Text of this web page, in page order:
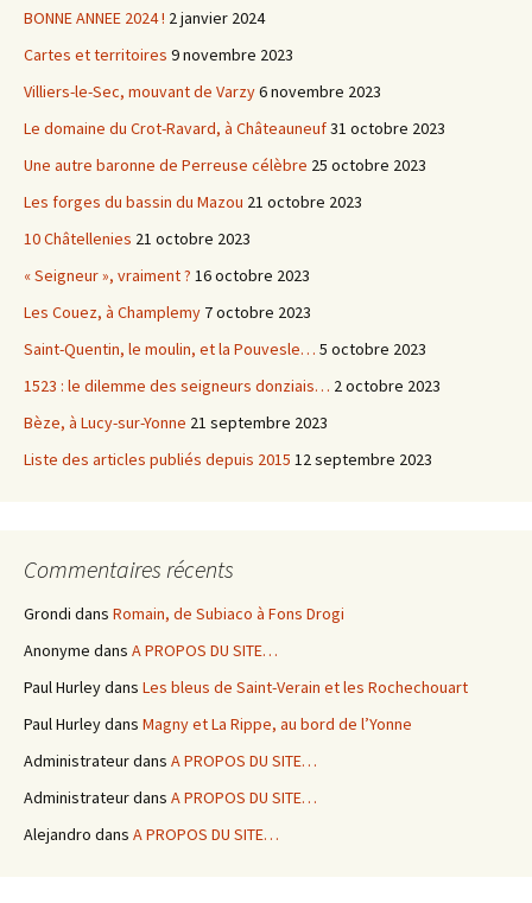
BONNE ANNEE 2024 ! 2 janvier 2024
Cartes et territoires 9 novembre 2023
Villiers-le-Sec, mouvant de Varzy6 novembre 2023
Le domaine du Crot-Ravard, à Châteauneuf31 octobre 2023
Une autre baronne de Perreuse célèbre 25 octobre 2023
Les forges du bassin du Mazou 21 octobre 2023
10 Châtellenies 21 octobre 2023
« Seigneur », vraiment ? 16 octobre 2023
Les Couez, à Champlemy 7 octobre 2023
Saint-Quentin, le moulin, et la Pouvesle… 5 octobre 2023
1523 : le dilemme des seigneurs donziais… 2 octobre 2023
Bèze, à Lucy-sur-Yonne 21 septembre 2023
Liste des articles publiés depuis 2015 12 septembre 2023
Commentaires récents
Grondi dans Romain, de Subiaco à Fons Drogi
Anonyme dans A PROPOS DU SITE…
Paul Hurleydans Les bleus de Saint-Verain et les Rochechouart
Paul Hurleydans Magny et La Rippe, au bord de l’Yonne
Administrateurdans A PROPOS DU SITE…
Administrateurdans A PROPOS DU SITE…
Alejandro dans A PROPOS DU SITE…